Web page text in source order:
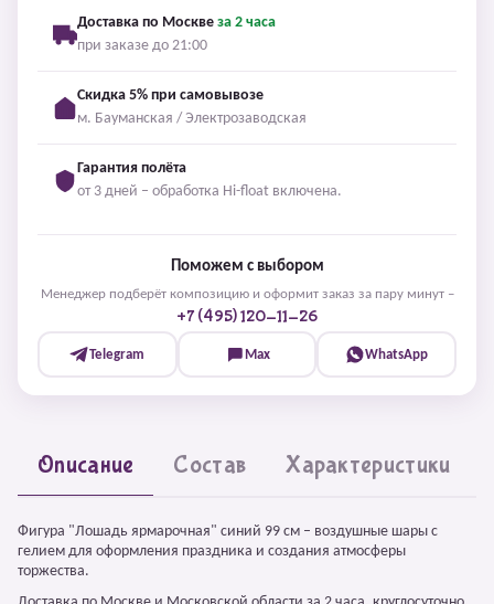
Доставка по Москве за 2 часа
при заказе до 21:00
Скидка 5% при самовывозе
м. Бауманская / Электрозаводская
Гарантия полёта
от 3 дней – обработка Hi-float включена.
Поможем с выбором
Менеджер подберёт композицию и оформит заказ за пару минут –
+7 (495) 120-11-26
Telegram Max WhatsApp
Описание Состав Характеристики
Фигура "Лошадь ярмарочная" синий 99 см – воздушные шары с
гелием для оформления праздника и создания атмосферы
торжества.